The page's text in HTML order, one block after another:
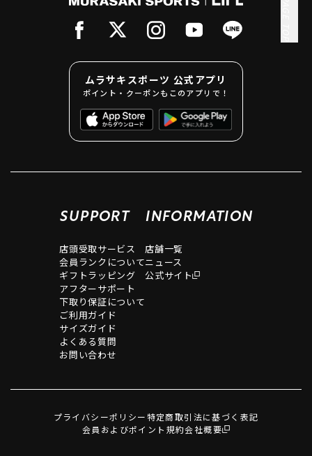
ムラサキスポーツ 公式アプリ
ポイント・クーポンもこのアプリで！
SUPPORT
店頭受取サービス
会員ランクについて
ギフトラッピング
アフターサポート
下取り保証について
ご利用ガイド
サイズガイド
よくある質問
お問い合わせ
INFORMATION
店舗一覧
ニュース
公式サイト
プライバシーポリシー特定商取引法に基づく表記
会員およびポイント規約会社概要